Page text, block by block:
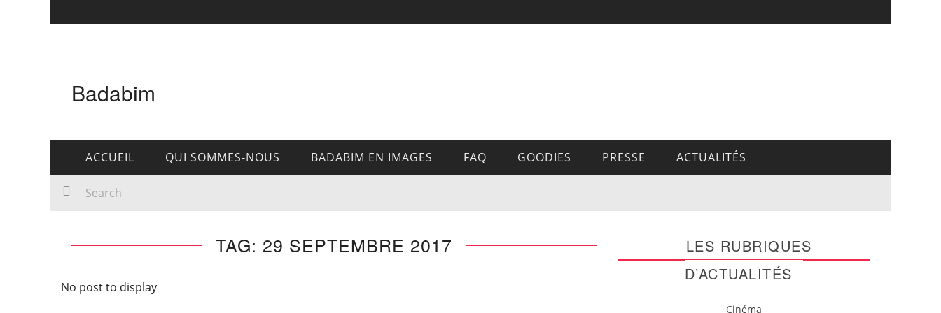
Badabim
ACCUEIL QUI SOMMES-NOUS BADABIM EN IMAGES FAQ GOODIES PRESSE ACTUALITÉS
TAG: 29 SEPTEMBRE 2017
No post to display
LES RUBRIQUES
D’ACTUALITÉS
Cinéma